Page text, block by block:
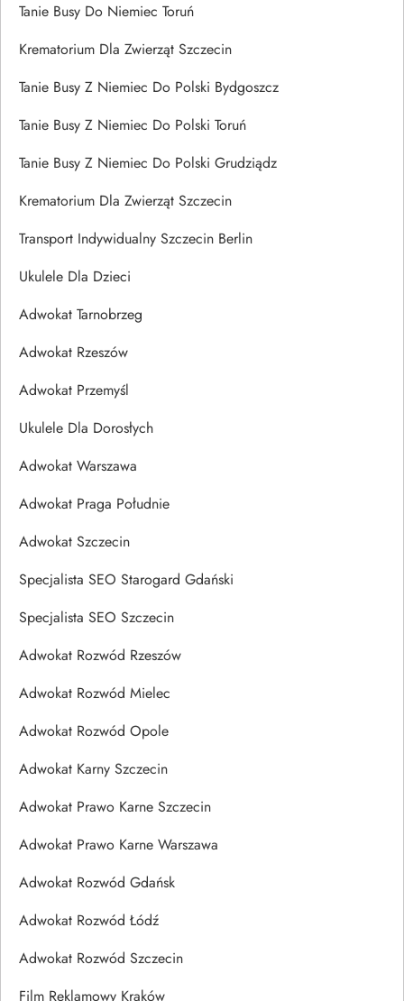
Tanie Busy Do Niemiec Toruń
Krematorium Dla Zwierząt Szczecin
Tanie Busy Z Niemiec Do Polski Bydgoszcz
Tanie Busy Z Niemiec Do Polski Toruń
Tanie Busy Z Niemiec Do Polski Grudziądz
Krematorium Dla Zwierząt Szczecin
Transport Indywidualny Szczecin Berlin
Ukulele Dla Dzieci
Adwokat Tarnobrzeg
Adwokat Rzeszów
Adwokat Przemyśl
Ukulele Dla Dorosłych
Adwokat Warszawa
Adwokat Praga Południe
Adwokat Szczecin
Specjalista SEO Starogard Gdański
Specjalista SEO Szczecin
Adwokat Rozwód Rzeszów
Adwokat Rozwód Mielec
Adwokat Rozwód Opole
Adwokat Karny Szczecin
Adwokat Prawo Karne Szczecin
Adwokat Prawo Karne Warszawa
Adwokat Rozwód Gdańsk
Adwokat Rozwód Łódź
Adwokat Rozwód Szczecin
Film Reklamowy Kraków